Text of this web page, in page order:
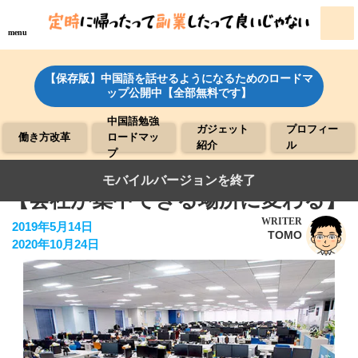
menu
【保存版】中国語を話せるようになるためのロードマ
ップ公開中【全部無料です】
働き方改革
中国語勉強
ロードマッ
プ
ガジェット
紹介
プロフィー
ル
●職場での集中力の上がる席配置。
【会社が集中できる場所に変わる】
2019年5月14日
2020年10月24日
WRITER
TOMO
モバイルバージョンを終了